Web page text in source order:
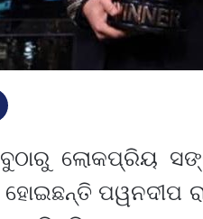
ଲୋକପ୍ରିୟ
ପୱନଦୀପ